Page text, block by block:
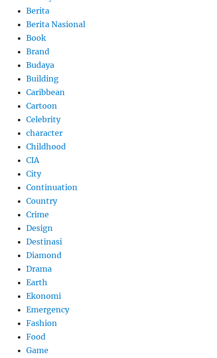
Berita
Berita Nasional
Book
Brand
Budaya
Building
Caribbean
Cartoon
Celebrity
character
Childhood
CIA
City
Continuation
Country
Crime
Design
Destinasi
Diamond
Drama
Earth
Ekonomi
Emergency
Fashion
Food
Game